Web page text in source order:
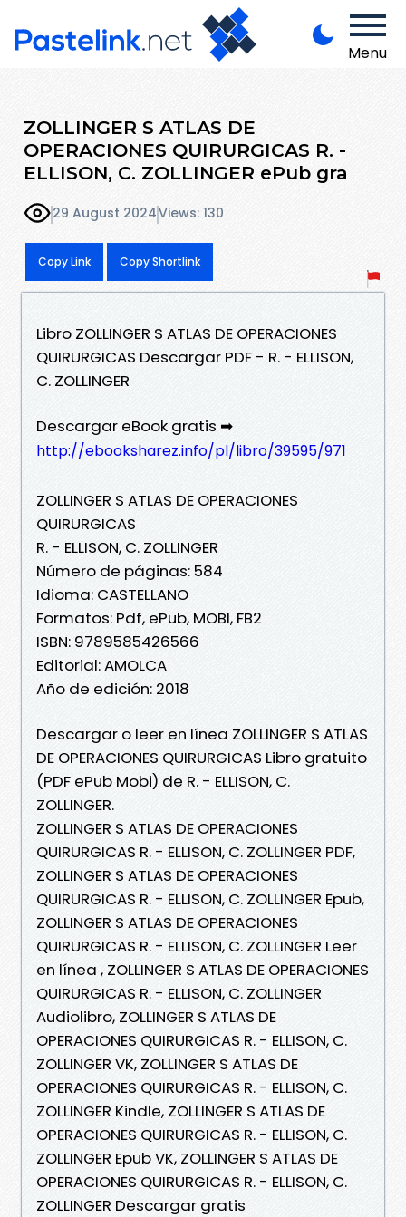
Menu
ZOLLINGER S ATLAS DE
OPERACIONES QUIRURGICAS R. -
ELLISON, C. ZOLLINGER ePub gra
29 August 2024Views: 130
Copy Link Copy Shortlink
Libro ZOLLINGER S ATLAS DE OPERACIONES
QUIRURGICAS Descargar PDF - R. - ELLISON,
C. ZOLLINGER
Descargar eBook gratis ➡
http://ebooksharez.info/pl/libro/39595/971
ZOLLINGER S ATLAS DE OPERACIONES
QUIRURGICAS
R. - ELLISON, C. ZOLLINGER
Número de páginas: 584
Idioma: CASTELLANO
Formatos: Pdf, ePub, MOBI, FB2
ISBN: 9789585426566
Editorial: AMOLCA
Año de edición: 2018
Descargar o leer en línea ZOLLINGER S ATLAS
DE OPERACIONES QUIRURGICAS Libro gratuito
(PDF ePub Mobi) de R. - ELLISON, C.
ZOLLINGER.
ZOLLINGER S ATLAS DE OPERACIONES
QUIRURGICAS R. - ELLISON, C. ZOLLINGER PDF,
ZOLLINGER S ATLAS DE OPERACIONES
QUIRURGICAS R. - ELLISON, C. ZOLLINGER Epub,
ZOLLINGER S ATLAS DE OPERACIONES
QUIRURGICAS R. - ELLISON, C. ZOLLINGER Leer
en línea , ZOLLINGER S ATLAS DE OPERACIONES
QUIRURGICAS R. - ELLISON, C. ZOLLINGER
Audiolibro, ZOLLINGER S ATLAS DE
OPERACIONES QUIRURGICAS R. - ELLISON, C.
ZOLLINGER VK, ZOLLINGER S ATLAS DE
OPERACIONES QUIRURGICAS R. - ELLISON, C.
ZOLLINGER Kindle, ZOLLINGER S ATLAS DE
OPERACIONES QUIRURGICAS R. - ELLISON, C.
ZOLLINGER Epub VK, ZOLLINGER S ATLAS DE
OPERACIONES QUIRURGICAS R. - ELLISON, C.
ZOLLINGER Descargar gratis